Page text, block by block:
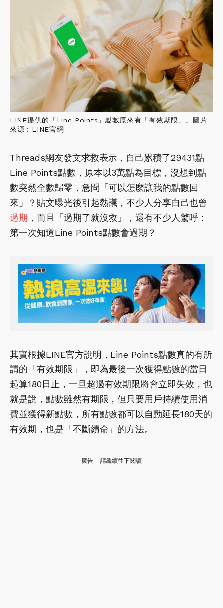
LINE提供的「Line Points」點數原來有「有效期限」。圖片
來源：LINE官網
Threads網友發文求救表示，自己累積了29431點
Line Points點數，原本以3萬點為目標，沒想到點
數突然全數歸零，急問「可以怎麼讓我的點數回
來」？貼文曝光後引起熱議，不少人分享自己也曾
過期 ，而且「過期了就沒救」，還有不少人驚呼：
第一次知道Line Points點數會過期？
其實根據LINE官方說明，Line Points點數真的有所
謂的「有效期限」，即為最後一次獲得點數的當日
起算180日止，一旦超過有效期限將會立即失效，也
就是說，點數雖然有期限，但只要用戶持續使用消
費並獲得新點數，所有點數都可以自動延長180天的
有效期，也是「不斷續命」的方法。
廣告 - 請繼續往下閱讀